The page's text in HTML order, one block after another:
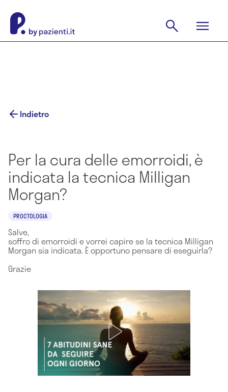
Indietro
Per la cura delle emorroidi, è
indicata la tecnica Milligan
Morgan?
PROCTOLOGIA
Salve,
soffro di emorroidi e vorrei capire se la tecnica Milligan
Morgan sia indicata. È opportuno pensare di eseguirla?
Grazie